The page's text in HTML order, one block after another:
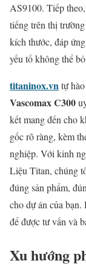
AS9100. Tiếp
tiếng trên thị
kích thước, đáp
yếu tố không thể
titaninox.vntự
Vascomax C300
kết mang đến cho
gốc rõ ràng, kèm
nghiệp. Với kinh
Liệu Titan, chúng
đúng sản phẩm,
cho dự án của
để được tư vấn và
Xu hướng